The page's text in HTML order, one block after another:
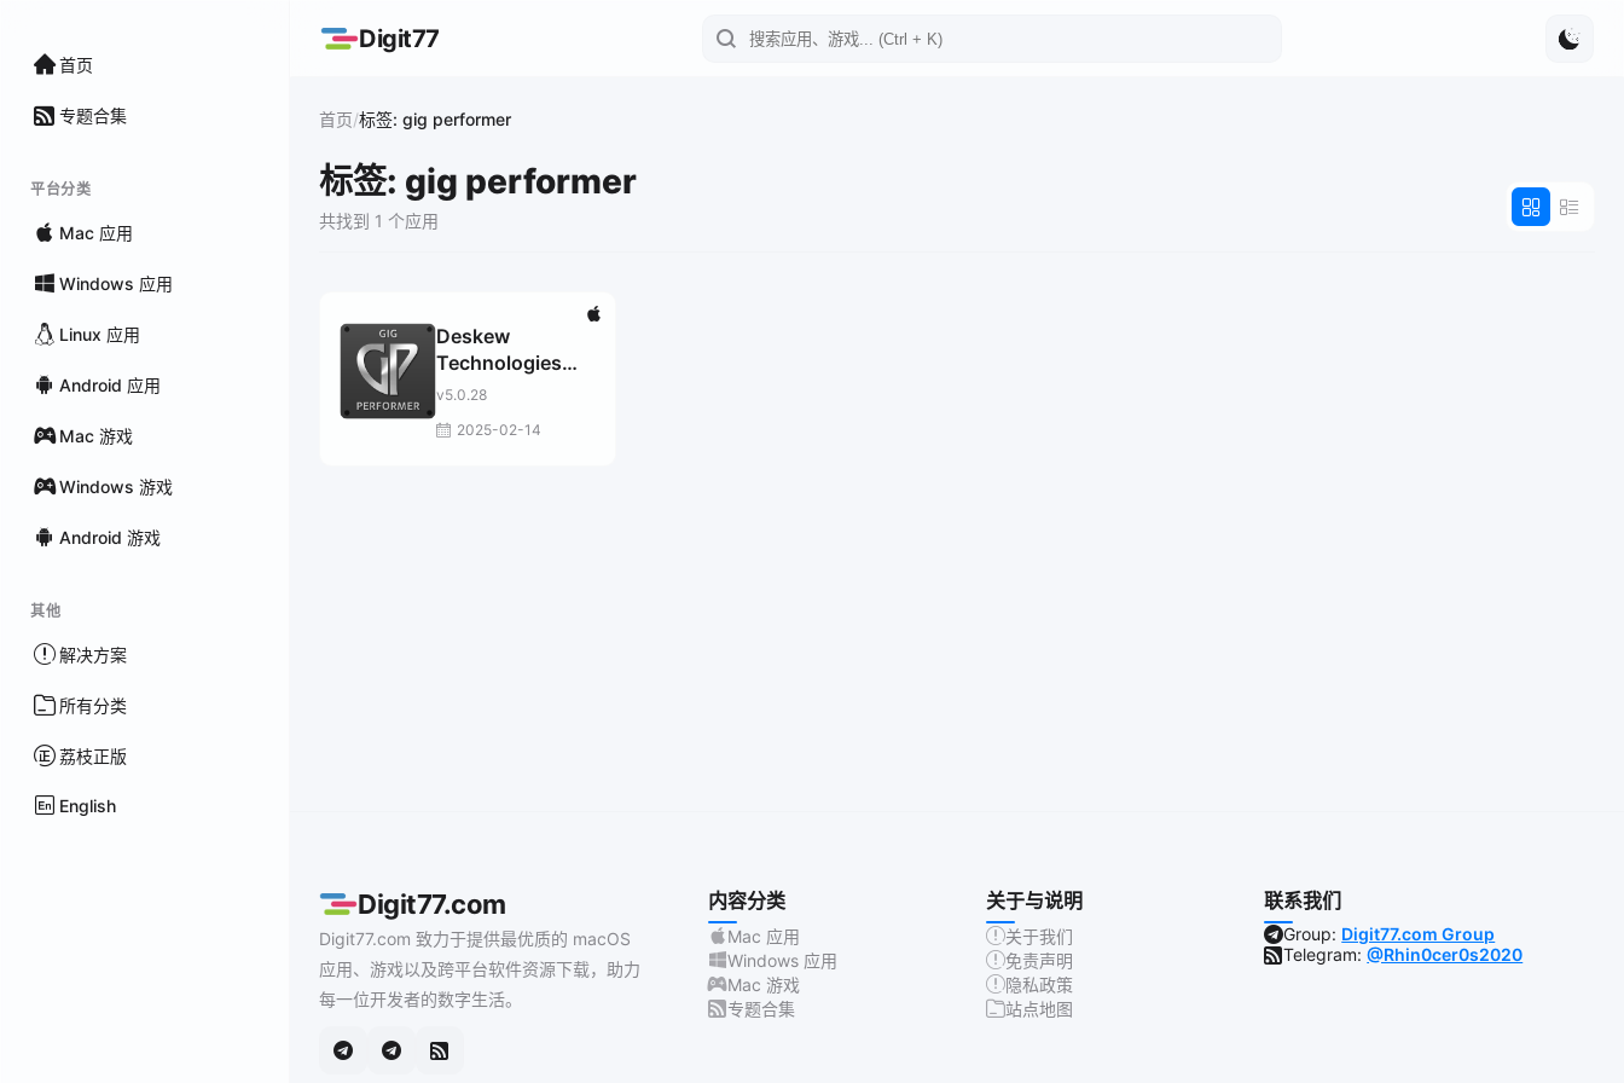
首页
专题合集
平台分类
Mac 应用
Windows 应用
Linux 应用
Android 应用
Mac 游戏
Windows 游戏
Android 游戏
其他
解决方案
所有分类
荔枝正版
English
Digit77
首页/标签: gig performer
标签: gig performer
共找到 1 个应用
Deskew
Technologies
Gig Performer
v5.0.28
2025-02-14
Digit77.com
Digit77.com 致力于提供最优质的 macOS
应用、游戏以及跨平台软件资源下载，助力
每一位开发者的数字生活。
内容分类
Mac 应用
Windows 应用
Mac 游戏
专题合集
关于与说明
关于我们
免责声明
隐私政策
站点地图
联系我们
Group: Digit77.com Group
Telegram:@Rhin0cer0s2020